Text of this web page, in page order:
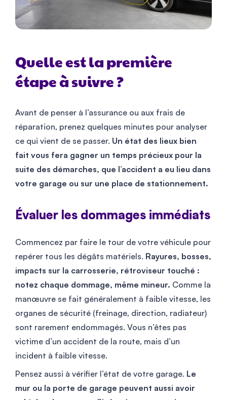
Quelle est la première
étape à suivre ?
Avant de penser à l’assurance ou aux frais de
réparation, prenez quelques minutes pour analyser
ce qui vient de se passer. Un état des lieux bien
fait vous fera gagner un temps précieux pour la
suite des démarches, que l’accident a eu lieu dans
votre garage ou sur une place de stationnement.
Évaluer les dommages immédiats
Commencez par faire le tour de votre véhicule pour
repérer tous les dégâts matériels. Rayures, bosses,
impacts sur la carrosserie, rétroviseur touché :
notez chaque dommage, même mineur. Comme la
manœuvre se fait généralement à faible vitesse, les
organes de sécurité (freinage, direction, radiateur)
sont rarement endommagés. Vous n’êtes pas
victime d’un accident de la route, mais d’un
incident à faible vitesse.
Pensez aussi à vérifier l’état de votre garage. Le
mur ou la porte de garage peuvent aussi avoir